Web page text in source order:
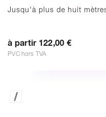
Jusqu'à plus de huit
à partir 122,00 €
PVC hors TVA